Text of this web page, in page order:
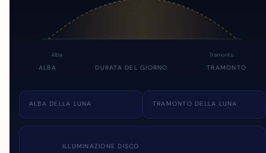
Alba Tramonto
ALBA DURATA DEL GIORNO TRAMONTO
ALBA DELLA LUNA TRAMONTO DELLA LUNA
ILLUMINAZIONE DISCO